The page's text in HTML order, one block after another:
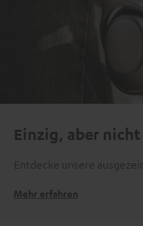
Einzig, aber
Entdecke unsere
Mehr erfahren